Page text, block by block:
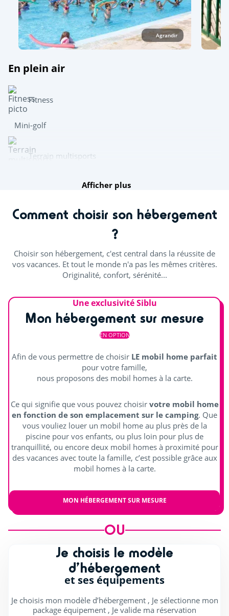
Agrandir
En plein air
Fitness
Mini-golf
Terrain multisports
Ping-pong
water polo
Distraire les enfants
Aire de jeux
Pyramide de corde
Cours de natation (€)
Spectacles
Animations en journée et soirée
Scène extérieure
Afficher plus
Comment choisir son hébergement
?
Choisir son hébergement, c'est central dans la réussite de
vos vacances. Et tout le monde n'a pas les mêmes critères.
Originalité, confort, sérénité...
Une exclusivité Siblu
Mon hébergement sur mesure
EN OPTION
Afin de vous permettre de choisir LE mobil home parfait
pour votre famille,
nous proposons des mobil homes à la carte.
Ce qui signifie que vous pouvez choisir votre mobil home
en fonction de son emplacement sur le camping. Que
vous vouliez louer un mobil home au plus près de la
piscine pour vos enfants, ou plus loin pour plus de
tranquillité, ou encore deux mobil homes à proximité pour
des vacances avec toute la famille, c’est possible grâce aux
mobil homes à la carte.
MON HÉBERGEMENT SUR MESURE
OU
Je choisis le modèle
d’hébergement
et ses équipements
Je choisis mon modèle d’hébergement , Je sélectionne mon
package équipement , Je valide ma réservation